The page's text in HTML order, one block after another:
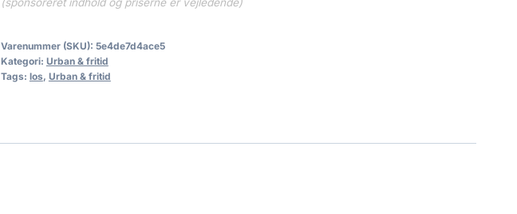
Varenummer (SKU): 5e4de7d4ace5
Kategori: Urban & fritid
Tags: los, Urban & fritid